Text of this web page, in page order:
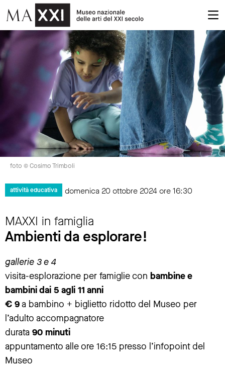
foto © Cosimo Trimboli
attività educativa domenica 20 ottobre 2024 ore 16:30
MAXXI in famiglia
Ambienti da esplorare!
gallerie 3 e 4
visita-esplorazione per famiglie con bambine e
bambini dai 5 agli 11 anni
€ 9a bambino + biglietto ridotto del Museo per
l’adulto accompagnatore
durata 90 minuti
appuntamento alle ore 16:15 presso l’infopoint del
Museo